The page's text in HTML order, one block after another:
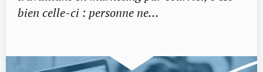
bien celle-ci : personne ne…